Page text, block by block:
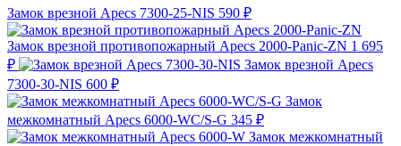
Замок врезной Apecs 7300-25-NIS 590 ₽
Замок врезной противопожарный Apecs 2000-Panic-ZN 1 695
₽
Замок врезной Apecs
7300-30-NIS 600 ₽
Замок
межкомнатный Apecs 6000-WC/S-G 345 ₽
Замок межкомнатный